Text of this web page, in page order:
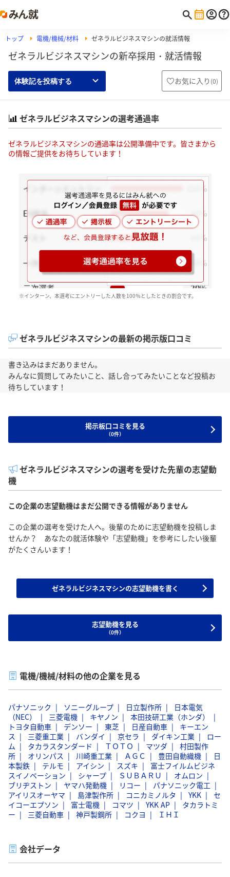
トップ 電機/機械/材料 ゼネラルビジネスマシンの就活情報
ゼネラルビジネスマシンの新卒採用・就活情報
体験記を投稿する お気に入り (0)
ゼネラルビジネスマシンの選考通過率
ゼネラルビジネスマシンの通過率は公開準備中です。皆さまから
の情報ご提供をお待ちしています！
※インターン、本選考にエントリーした人数を100％としたときの割合です。
ゼネラルビジネスマシンの最新の掲示版口コミ
書き込みはまだありません。
みんなに質問してみたいこと、話し合ってみたいことなど投稿お
待ちしています！
掲示板口コミを見る
（0件）
ゼネラルビジネスマシンの選考を受けた先輩の志望動
機
この企業の志望動機はまだ公開できる情報がありません
この企業の選考を受けた人へ。後輩のために志望動機を投稿しま
せんか？ あなたの就活体験や「志望動機」を参考にしたい後輩
がたくさんいます！
ゼネラルビジネスマシンの志望動機を書く
志望動機を見る
（0件）
電機/機械/材料の他の企業を見る
パナソニック ソニーグループ 日立製作所
日本電気
（NEC）
三菱電機 キヤノン
本田技研工業（ホンダ）
トヨタ自動車
デンソー 東芝 日産自動車
キーエン
ス
三菱重工業 バンダイ 京セラ ダイキン工業
ロー
ム
タカラスタンダード ＴＯＴＯ マツダ
村田製作
所
オリンパス 川崎重工業 ＡＧＣ 豊田自動織機
日
本製鉄
テルモ アイシン スズキ
富士フイルムビジネ
スイノベーション
シャープ ＳＵＢＡＲＵ
オムロン
ブリヂストン
ヤマハ発動機 リコー
パナソニック電工
アイリスオーヤマ
島津製作所 コニカミノルタ YKK
セ
イコーエプソン
富士電機 コマツ YKK AP
タカラトミ
ー
三菱自動車 神戸製鋼所 コクヨ ＩＨＩ
会社データ